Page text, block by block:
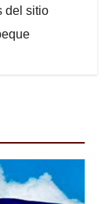
del sitio